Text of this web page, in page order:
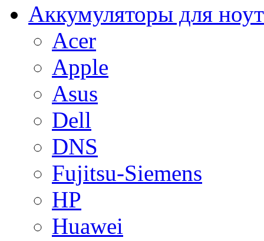
Аккумуляторы для
Acer
Apple
Asus
Dell
DNS
Fujitsu-Siemens
HP
Huawei